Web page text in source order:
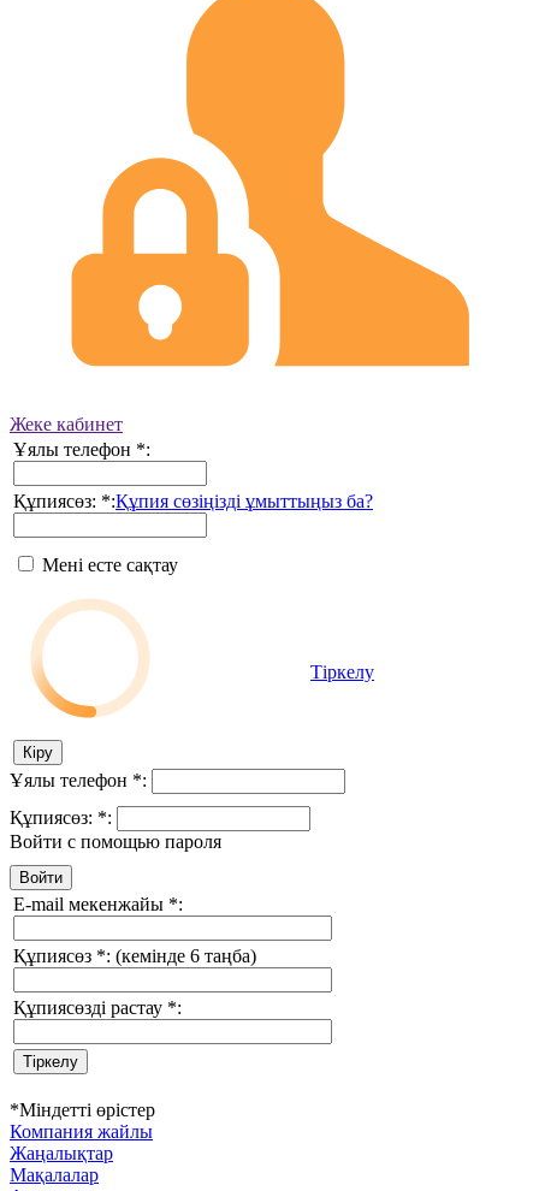
Жеке кабинет
Ұялы телефон *:
Құпиясөз: *:Құпия сөзіңізді ұмыттыңыз ба?
Мені есте сақтау
Тіркелу
Ұялы телефон *:
Құпиясөз: *:
Войти с помощью пароля
E-mail мекенжайы *:
Құпиясөз *: (кемінде 6 таңба)
Құпиясөзді растау *:
*Міндетті өрістер
Компания жайлы
Жаңалықтар
Мақалалар